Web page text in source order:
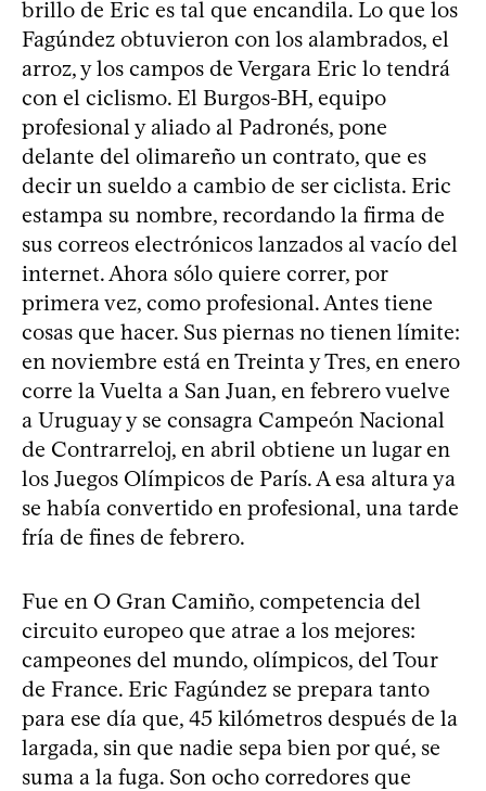
brillo de Eric es tal que encandila. Lo que los
Fagúndez obtuvieron con los alambrados, el
arroz, y los campos de Vergara Eric lo tendrá
con el ciclismo. El Burgos-BH, equipo
profesional y aliado al Padronés, pone
delante del olimareño un contrato, que es
decir un sueldo a cambio de ser ciclista. Eric
estampa su nombre, recordando la firma de
sus correos electrónicos lanzados al vacío del
internet. Ahora sólo quiere correr, por
primera vez, como profesional. Antes tiene
cosas que hacer. Sus piernas no tienen límite:
en noviembre está en Treinta y Tres, en enero
corre la Vuelta a San Juan, en febrero vuelve
a Uruguay y se consagra Campeón Nacional
de Contrarreloj, en abril obtiene un lugar en
los Juegos Olímpicos de París. A esa altura ya
se había convertido en profesional, una tarde
fría de fines de febrero.
Fue en O Gran Camiño, competencia del
circuito europeo que atrae a los mejores:
campeones del mundo, olímpicos, del Tour
de France. Eric Fagúndez se prepara tanto
para ese día que, 45 kilómetros después de la
largada, sin que nadie sepa bien por qué, se
suma a la fuga. Son ocho corredores que